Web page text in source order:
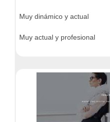
Muy dinámico y actual
Muy actual y profesional